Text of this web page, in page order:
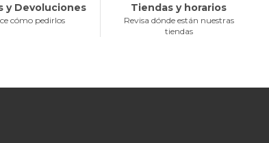
y Devoluciones
cómo pedirlos
Tiendas y horarios
Revisa dónde están nuestras
tiendas